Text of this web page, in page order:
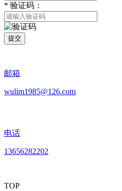
* 验证码：
提交
邮箱
wulim1985@126.com
电话
13656282202
TOP